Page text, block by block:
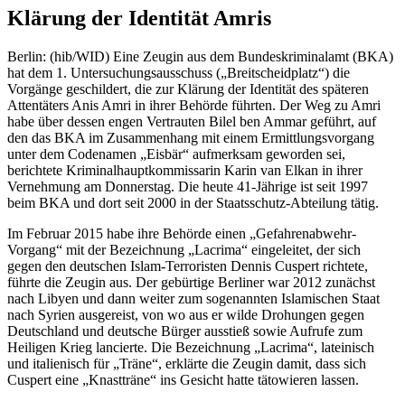
Klärung der Identität Amris
Berlin: (hib/WID) Eine Zeugin aus dem Bundeskriminalamt (BKA)
hat dem 1. Untersuchungsausschuss („Breitscheidplatz“) die
Vorgänge geschildert, die zur Klärung der Identität des späteren
Attentäters Anis Amri in ihrer Behörde führten. Der Weg zu Amri
habe über dessen engen Vertrauten Bilel ben Ammar geführt, auf
den das BKA im Zusammenhang mit einem Ermittlungsvorgang
unter dem Codenamen „Eisbär“ aufmerksam geworden sei,
berichtete Kriminalhauptkommissarin Karin van Elkan in ihrer
Vernehmung am Donnerstag. Die heute 41-Jährige ist seit 1997
beim BKA und dort seit 2000 in der Staatsschutz-Abteilung tätig.
Im Februar 2015 habe ihre Behörde einen „Gefahrenabwehr-
Vorgang“ mit der Bezeichnung „Lacrima“ eingeleitet, der sich
gegen den deutschen Islam-Terroristen Dennis Cuspert richtete,
führte die Zeugin aus. Der gebürtige Berliner war 2012 zunächst
nach Libyen und dann weiter zum sogenannten Islamischen Staat
nach Syrien ausgereist, von wo aus er wilde Drohungen gegen
Deutschland und deutsche Bürger ausstieß sowie Aufrufe zum
Heiligen Krieg lancierte. Die Bezeichnung „Lacrima“, lateinisch
und italienisch für „Träne“, erklärte die Zeugin damit, dass sich
Cuspert eine „Knastträne“ ins Gesicht hatte tätowieren lassen.